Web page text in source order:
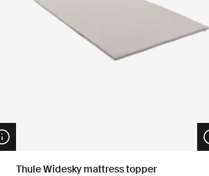
Open info modal
Thule Widesky mattress topper